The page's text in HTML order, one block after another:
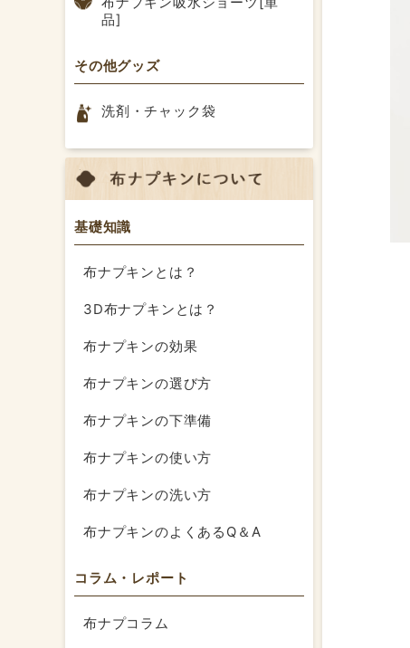
品]
その他グッズ
洗剤・チャック袋
基礎知識
布ナプキンとは？
3D布ナプキンとは？
布ナプキンの効果
布ナプキンの選び方
布ナプキンの下準備
布ナプキンの使い方
布ナプキンの洗い方
布ナプキンのよくあるQ＆A
コラム・レポート
布ナプコラム